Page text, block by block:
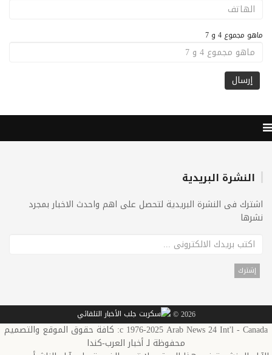
ماهو مجموع 4 و 7
النشرة البريدية
اشترك فى النشرة البريدية لتحصل على اهم واحدث الاخبار بمجرد
نشرها
2026 ©
c 1976-2025 Arab News 24 Int'l - Canada: كافة حقوق الموقع والتصميم
محفوظة لـ أخبار العرب-كندا